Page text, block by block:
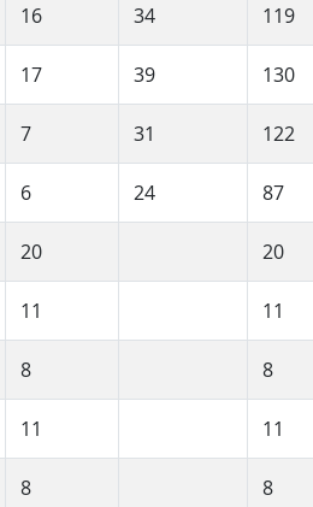
16 34 119
17 39 130
7 31 122
6 24 87
20 20
11 11
8 8
11 11
8 8